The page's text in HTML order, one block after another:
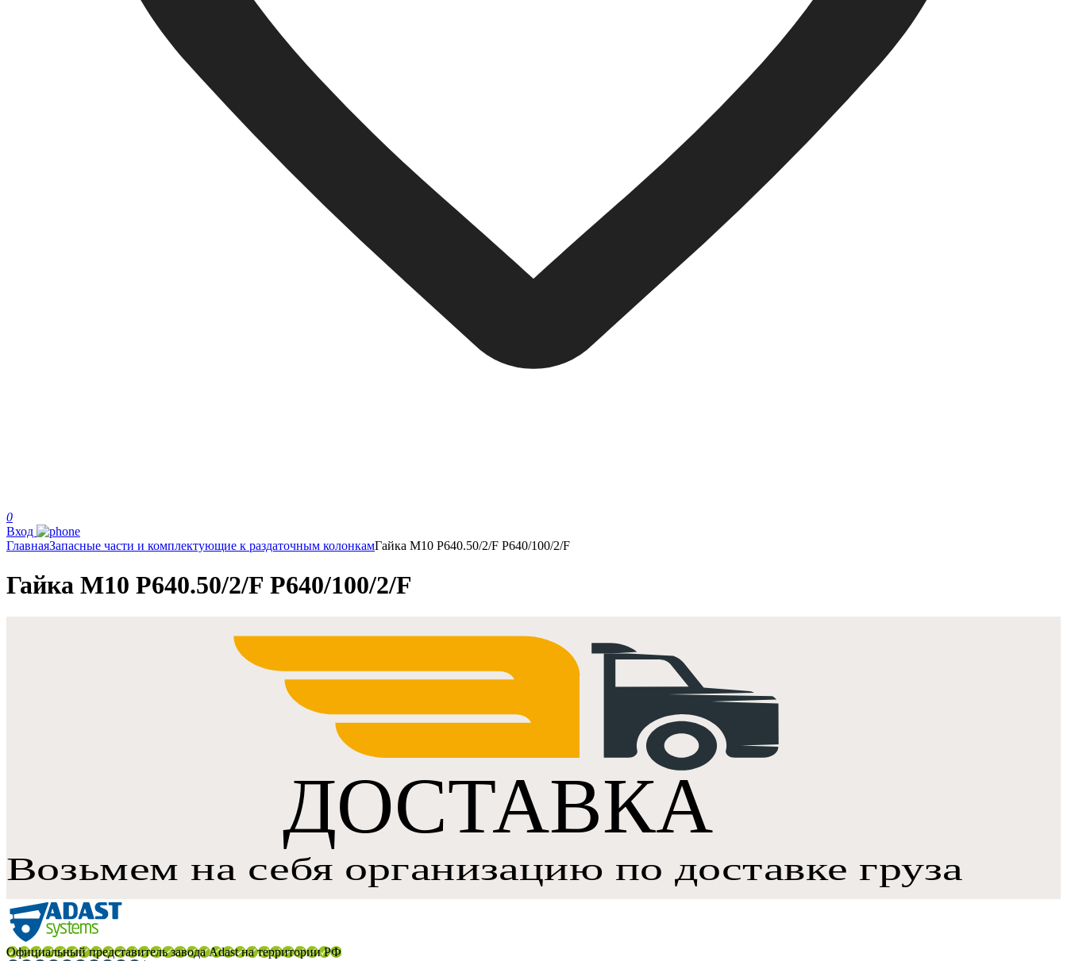
0
Вход
ГлавнаяЗапасные части и комплектующие к раздаточным колонкамГайка М10 Р640.50/2/F P640/100/2/F
Гайка М10 Р640.50/2/F P640/100/2/F
Официальный представитель завода Adast на территории РФ